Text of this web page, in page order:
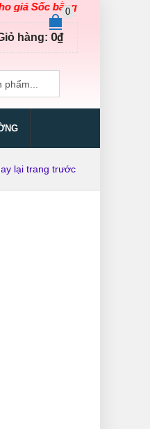
bằng giá Gốc
0
hàng: 0₫
lại trang trước